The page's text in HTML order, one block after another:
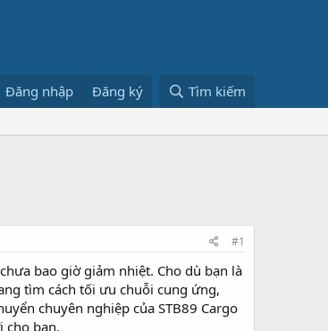
Đăng nhập Đăng ký Tìm kiếm
#1
bao giờ giảm nhiệt. Cho dù bạn là
tìm cách tối ưu chuỗi cung ứng,
chuyên nghiệp của STB89 Cargo
cho bạn.